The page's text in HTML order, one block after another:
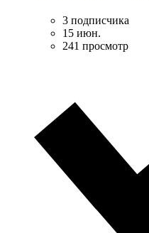
3 подписчика
15 июн.
241 просмотр